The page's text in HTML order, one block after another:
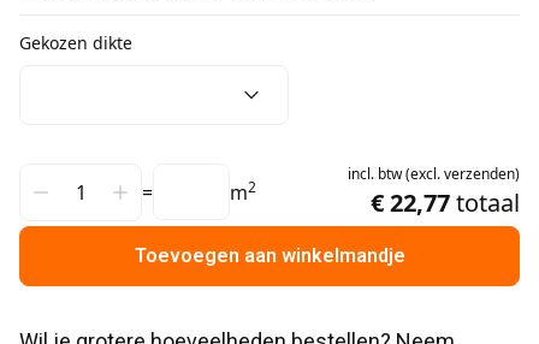
Gekozen dikte
= m2
incl. btw(excl.verzenden)
€ 22,77totaal
Toevoegen aan winkelmandje